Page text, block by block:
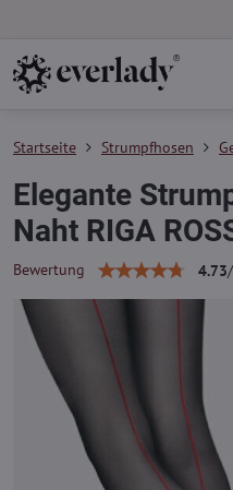
Startseite Strumpfhosen
Elegante
Naht RIGA
Bewertung 4.73/